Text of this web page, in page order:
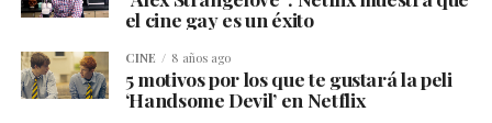
el cine gay es un éxito
CINE 8 años ago
5 motivos por los que te gustará la peli
‘Handsome Devil’ en Netflix